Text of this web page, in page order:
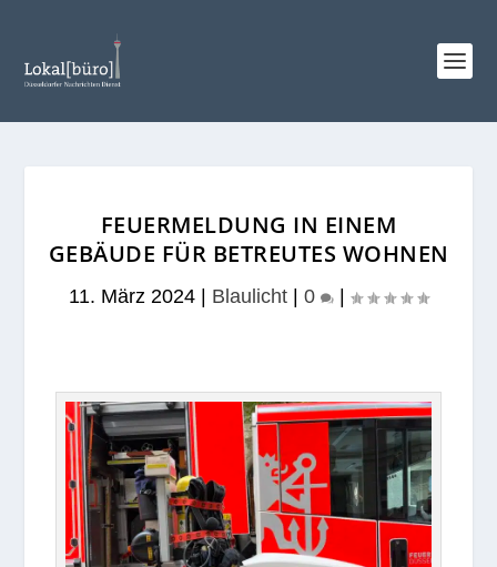
FEUERMELDUNG IN EINEM
GEBÄUDE FÜR BETREUTES WOHNEN
11. März 2024 Blaulicht 0